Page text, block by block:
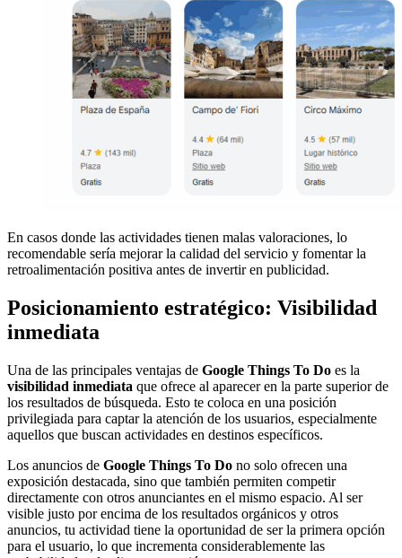
En casos donde las actividades tienen malas valoraciones, lo
recomendable sería mejorar la calidad del servicio y fomentar la
retroalimentación positiva antes de invertir en publicidad.
Posicionamiento estratégico: Visibilidad
inmediata
Una de las principales ventajas de Google Things To Do es la
visibilidad inmediata que ofrece al aparecer en la parte superior de
los resultados de búsqueda. Esto te coloca en una posición
privilegiada para captar la atención de los usuarios, especialmente
aquellos que buscan actividades en destinos específicos.
Los anuncios de Google Things To Do no solo ofrecen una
exposición destacada, sino que también permiten competir
directamente con otros anunciantes en el mismo espacio. Al ser
visible justo por encima de los resultados orgánicos y otros
anuncios, tu actividad tiene la oportunidad de ser la primera opción
para el usuario, lo que incrementa considerablemente las